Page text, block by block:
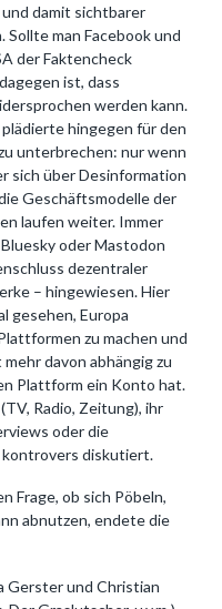
damit sichtbarer
man Facebook und
der Faktencheck
ist, dass
werden kann.
hingegen für den
unterbrechen: nur wenn
sich über Desinformation
Geschäftsmodelle der
laufen weiter. Immer
oder Mastodon
dezentraler
– hingewiesen. Hier
gesehen, Europa
zu machen und
davon abhängig zu
Plattform ein Konto hat.
Radio, Zeitung), ihr
oder die
kontrovers diskutiert.
Frage, ob sich Pöbeln,
abnutzen, endete die
Gerster und Christian